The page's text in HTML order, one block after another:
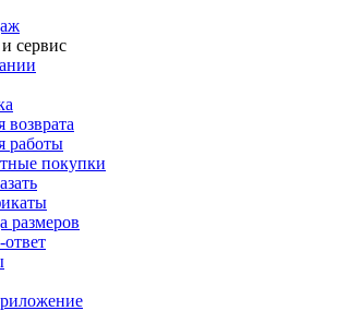
сервис
возврата
работы
покупки
размеров